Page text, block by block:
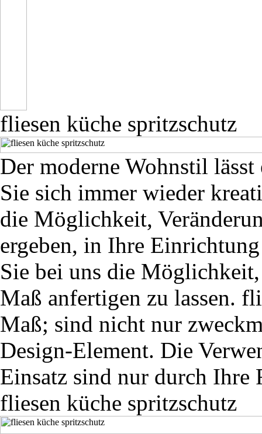
fliesen küche spritzschutz
Der moderne Wohnstil
Sie sich immer wieder
die Möglichkeit,
ergeben, in Ihre
Sie bei uns die
Maß anfertigen zu lassen.
Maß; sind nicht nur
Design-Element. Die
Einsatz sind nur durch Ihre
fliesen küche spritzschutz